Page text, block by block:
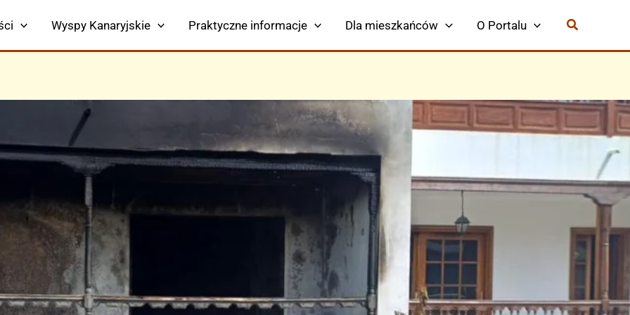
Wyspy Kanaryjskie Praktyczne informacje Dla mieszkańców O Portalu